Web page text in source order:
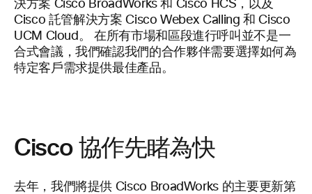
決方案 Cisco BroadWorks 和 Cisco HCS，以及
Cisco 託管解決方案 Cisco Webex Calling 和 Cisco
UCM Cloud。 在所有市場和區段進行呼叫並不是一
合式會議，我們確認我們的合作夥伴需要選擇如何為
特定客戶需求提供最佳產品。
Cisco 協作先睹為快
去年，我們將提供 Cisco BroadWorks 的主要更新第